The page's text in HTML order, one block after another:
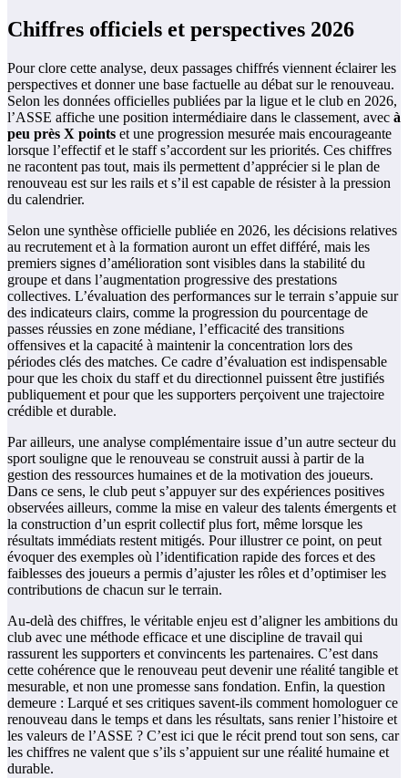
Chiffres officiels et perspectives 2026
Pour clore cette analyse, deux passages chiffrés viennent éclairer les
perspectives et donner une base factuelle au débat sur le renouveau.
Selon les données officielles publiées par la ligue et le club en 2026,
l’ASSE affiche une position intermédiaire dans le classement, avec à
peu près X points et une progression mesurée mais encourageante
lorsque l’effectif et le staff s’accordent sur les priorités. Ces chiffres
ne racontent pas tout, mais ils permettent d’apprécier si le plan de
renouveau est sur les rails et s’il est capable de résister à la pression
du calendrier.
Selon une synthèse officielle publiée en 2026, les décisions relatives
au recrutement et à la formation auront un effet différé, mais les
premiers signes d’amélioration sont visibles dans la stabilité du
groupe et dans l’augmentation progressive des prestations
collectives. L’évaluation des performances sur le terrain s’appuie sur
des indicateurs clairs, comme la progression du pourcentage de
passes réussies en zone médiane, l’efficacité des transitions
offensives et la capacité à maintenir la concentration lors des
périodes clés des matches. Ce cadre d’évaluation est indispensable
pour que les choix du staff et du directionnel puissent être justifiés
publiquement et pour que les supporters perçoivent une trajectoire
crédible et durable.
Par ailleurs, une analyse complémentaire issue d’un autre secteur du
sport souligne que le renouveau se construit aussi à partir de la
gestion des ressources humaines et de la motivation des joueurs.
Dans ce sens, le club peut s’appuyer sur des expériences positives
observées ailleurs, comme la mise en valeur des talents émergents et
la construction d’un esprit collectif plus fort, même lorsque les
résultats immédiats restent mitigés. Pour illustrer ce point, on peut
évoquer des exemples où l’identification rapide des forces et des
faiblesses des joueurs a permis d’ajuster les rôles et d’optimiser les
contributions de chacun sur le terrain.
Au-delà des chiffres, le véritable enjeu est d’aligner les ambitions du
club avec une méthode efficace et une discipline de travail qui
rassurent les supporters et convincents les partenaires. C’est dans
cette cohérence que le renouveau peut devenir une réalité tangible et
mesurable, et non une promesse sans fondation. Enfin, la question
demeure : Larqué et ses critiques savent-ils comment homologuer ce
renouveau dans le temps et dans les résultats, sans renier l’histoire et
les valeurs de l’ASSE ? C’est ici que le récit prend tout son sens, car
les chiffres ne valent que s’ils s’appuient sur une réalité humaine et
durable.